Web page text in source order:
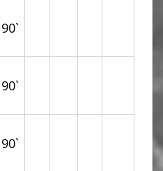
90`
90`
90`